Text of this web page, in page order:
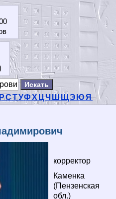
СТУФХЦЧШЩЭ ЮЯ
корректор
Каменка
(Пензенская
обл.)